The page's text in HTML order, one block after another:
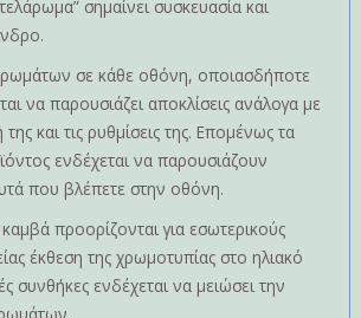
σημαίνει συσκευασία και
σε κάθε οθόνη, οποιασδήποτε
να παρουσιάζει αποκλίσεις ανάλογα με
και τις ρυθμίσεις της. Επομένως τα
ενδέχεται να παρουσιάζουν
που βλέπετε στην οθόνη.
προορίζονται για εσωτερικούς
έκθεση της χρωμοτυπίας στο ηλιακό
συνθήκες ενδέχεται να μειώσει την